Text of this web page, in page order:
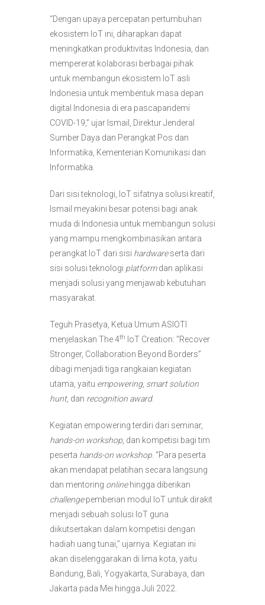
“Dengan upaya percepatan pertumbuhan
ekosistem IoT ini, diharapkan dapat
meningkatkan produktivitas Indonesia, dan
mempererat kolaborasi berbagai pihak
untuk membangun ekosistem IoT asli
Indonesia untuk membentuk masa depan
digital Indonesia di era pascapandemi
COVID-19,” ujar Ismail, Direktur Jenderal
Sumber Daya dan Perangkat Pos dan
Informatika, Kementerian Komunikasi dan
Informatika.
Dari sisi teknologi, IoT sifatnya solusi kreatif,
Ismail meyakini besar potensi bagi anak
muda di Indonesia untuk membangun solusi
yang mampu mengkombinasikan antara
perangkat IoT dari sisi hardwareserta dari
sisi solusi teknologi platformdan aplikasi
menjadi solusi yang menjawab kebutuhan
masyarakat.
Teguh Prasetya, Ketua Umum ASIOTI
menjelaskan The 4th
IoT Creation: “Recover
Stronger, Collaboration Beyond Borders”
dibagi menjadi tiga rangkaian kegiatan
utama, yaitu empowering, smart solution
hunt, dan recognition award.
Kegiatan empowering terdiri dari seminar,
hands-on workshop, dan kompetisi bagi tim
peserta hands-on workshop. “Para peserta
akan mendapat pelatihan secara langsung
dan mentoring onlinehingga diberikan
challengepemberian modul IoT untuk dirakit
menjadi sebuah solusi IoT guna
diikutsertakan dalam kompetisi dengan
hadiah uang tunai,” ujarnya. Kegiatan ini
akan diselenggarakan di lima kota, yaitu
Bandung, Bali, Yogyakarta, Surabaya, dan
Jakarta pada Mei hingga Juli 2022.